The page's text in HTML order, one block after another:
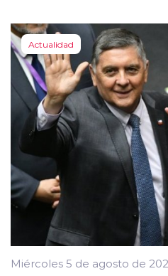
Actualidad
Miércoles 5 de agosto de